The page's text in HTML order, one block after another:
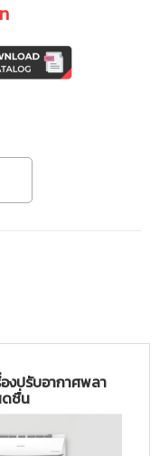
งปรับอากาศพลา
ดชื่น